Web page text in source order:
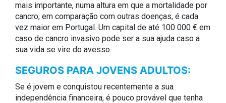
mais importante, numa altura em que a mortalidade por
cancro, em comparação com outras doenças, é cada
vez maior em Portugal. Um capital de até 100 000 € em
caso de cancro invasivo pode ser a sua ajuda caso a
sua vida se vire do avesso.
SEGUROS PARA JOVENS ADULTOS:
Se é jovem e conquistou recentemente a sua
independência financeira, é pouco provável que tenha